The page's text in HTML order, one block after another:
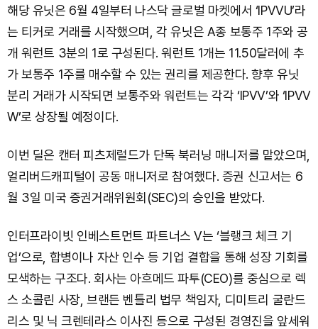
해당 유닛은 6월 4일부터 나스닥 글로벌 마켓에서 ‘IPVVU’라
는 티커로 거래를 시작했으며, 각 유닛은 A종 보통주 1주와 공
개 워런트 3분의 1로 구성된다. 워런트 1개는 11.50달러에 추
가 보통주 1주를 매수할 수 있는 권리를 제공한다. 향후 유닛
분리 거래가 시작되면 보통주와 워런트는 각각 ‘IPVV’와 ‘IPVV
W’로 상장될 예정이다.
이번 딜은 캔터 피츠제럴드가 단독 북러닝 매니저를 맡았으며,
얼리버드캐피털이 공동 매니저로 참여했다. 증권 신고서는 6
월 3일 미국 증권거래위원회(SEC)의 승인을 받았다.
인터프라이빗 인베스트먼트 파트너스 V는 ‘블랭크 체크 기
업’으로, 합병이나 자산 인수 등 기업 결합을 통해 성장 기회를
모색하는 구조다. 회사는 아흐메드 파투(CEO)를 중심으로 렉
스 소콜린 사장, 브랜든 벤틀리 법무 책임자, 디미트리 굴란드
리스 및 닉 크렌테라스 이사진 등으로 구성된 경영진을 앞세워